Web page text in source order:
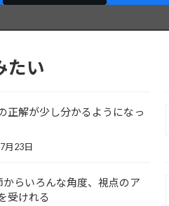
たい
正解が少し分かるようになっ
月23日
からいろんな角度、視点のア
受けれる